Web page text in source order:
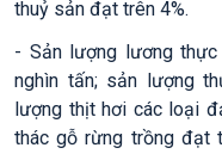
thuỷ sản đạt trên 4%.
- Sản lượng lương
nghìn tấn; sản lượng
lượng thịt hơi các loại
thác gỗ rừng trồng đạt